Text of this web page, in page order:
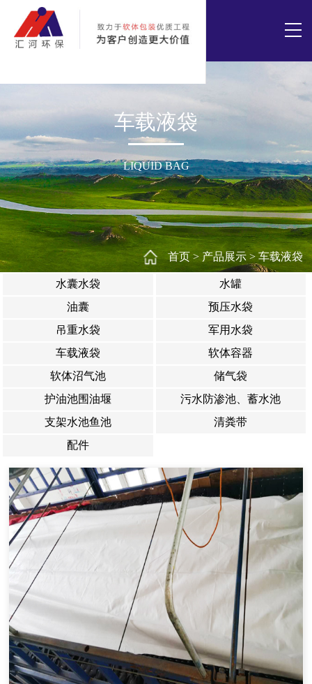
首页> 产品展示> 车载液袋
车载液袋
LIQUID BAG
水囊水袋
水罐
油囊
预压水袋
吊重水袋
军用水袋
车载液袋
软体容器
软体沼气池
储气袋
护油池围油堰
污水防渗池、蓄水池
支架水池鱼池
清粪带
配件